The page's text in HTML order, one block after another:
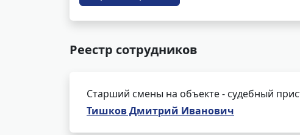
Реестр сотрудников
Старший смены на объекте - судебный
Тишков Дмитрий Иванович